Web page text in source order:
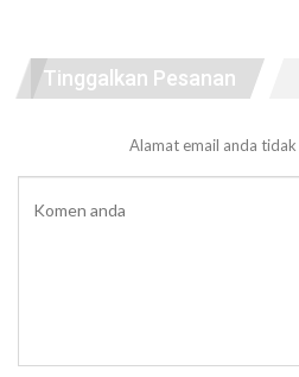
Tinggalkan Pesanan
Alamat email anda